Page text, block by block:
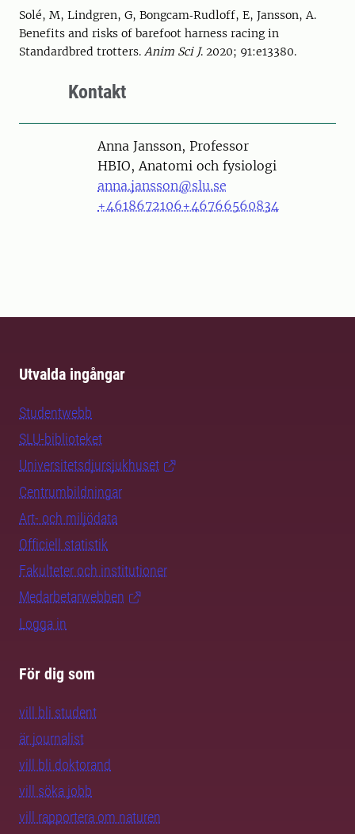
Solé, M, Lindgren, G, Bongcam‐Rudloff, E, Jansson, A.
Benefits and risks of barefoot harness racing in
Standardbred trotters. Anim Sci J. 2020; 91:e13380.
Kontakt
PersonAnna Jansson, Professor
HBIO, Anatomi och fysiologi
anna.jansson@slu.se
+4618672106+46766560834
Utvalda ingångar
Studentwebb
SLU-biblioteket
Universitetsdjursjukhuset
Centrumbildningar
Art- och miljödata
Officiell statistik
Fakulteter och institutioner
Medarbetarwebben
Logga in
För dig som
vill bli student
är journalist
vill bli doktorand
vill söka jobb
vill rapportera om naturen